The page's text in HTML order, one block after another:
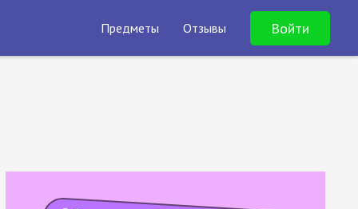
Предметы Отзывы Войти